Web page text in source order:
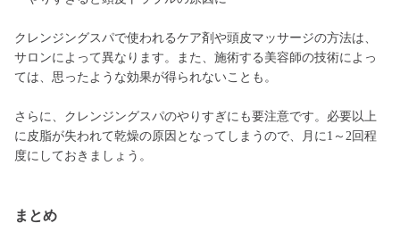
クレンジングスパで使われるケア剤や頭皮マッサージの方法は、
サロンによって異なります。また、施術する美容師の技術によっ
ては、思ったような効果が得られないことも。
さらに、クレンジングスパのやりすぎにも要注意です。必要以上
に皮脂が失われて乾燥の原因となってしまうので、月に1～2回程
度にしておきましょう。
まとめ